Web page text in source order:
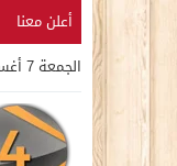
أعلن معنا
الجمعة 7 أغسطس 2026 - 6:35 صباحًا